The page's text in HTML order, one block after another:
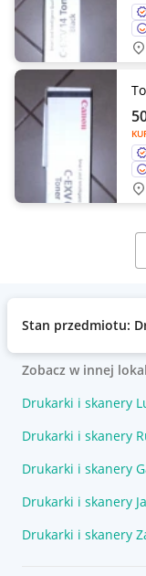
Stan przedmiotu:
Zobacz w innej
Drukarki i skanery
Drukarki i skanery
Drukarki i skanery
Drukarki i skanery
Drukarki i skanery